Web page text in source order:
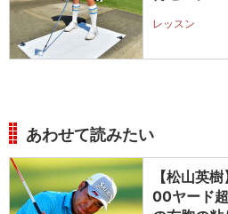
レッスン
あわせて読みたい
【松山英
00ヤード